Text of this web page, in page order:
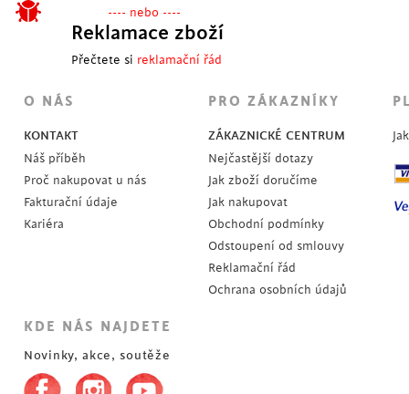
---- nebo ----
Reklamace zboží
Přečtete si reklamační řád
O NÁS
KONTAKT
Náš příběh
Proč nakupovat u nás
Fakturační údaje
Kariéra
PRO ZÁKAZNÍKY
ZÁKAZNICKÉ CENTRUM
Nejčastější dotazy
Jak zboží doručíme
Jak nakupovat
Obchodní podmínky
Odstoupení od smlouvy
Reklamační řád
Ochrana osobních údajů
KDE NÁS NAJDETE
Novinky, akce, soutěže